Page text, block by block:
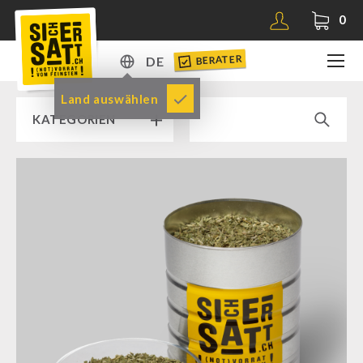
0
DE
DE
EN
Land auswählen
BERATER
KATEGORIEN
SICHERSATT PREMIUM NOTVORRAT
Ergänzungs-Pakete